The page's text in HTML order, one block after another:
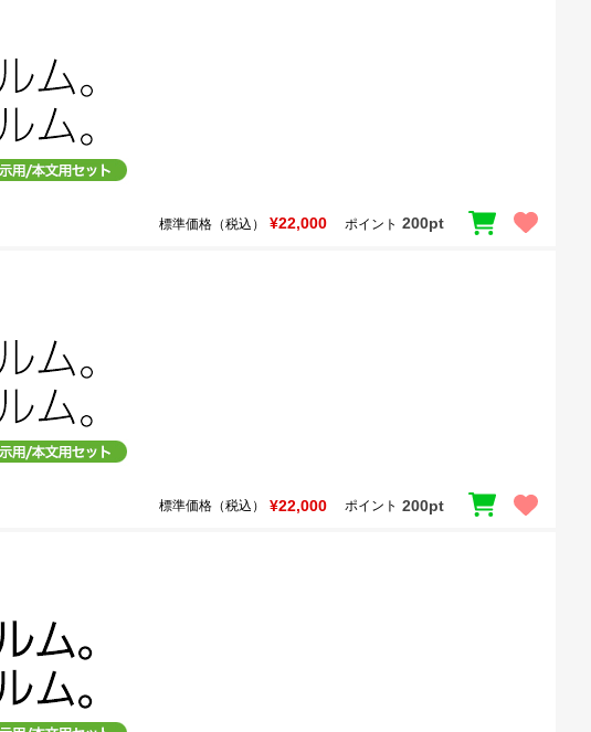
標準価格（税込） ¥22,000 ポイント 200pt
標準価格（税込） ¥22,000 ポイント 200pt